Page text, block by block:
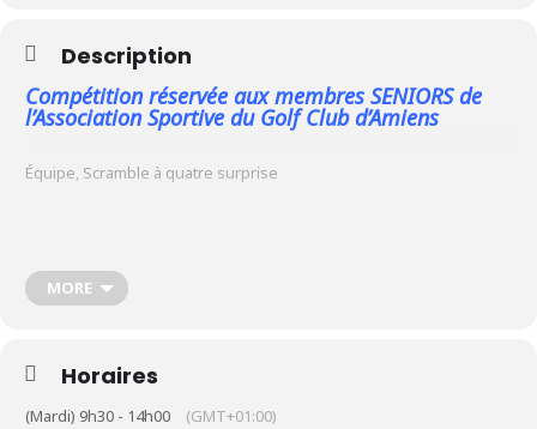
Description
Compétition réservée aux membres SENIORS de
l’Association Sportive du Golf Club d’Amiens
Équipe, Scramble à quatre surprise
MORE
Horaires
(Mardi) 9h30 - 14h00 (GMT+01:00)
Le Club
Nos parcours
Nos équipes
Les séniors
Nos tarifs
Contacts
Réservez une partie